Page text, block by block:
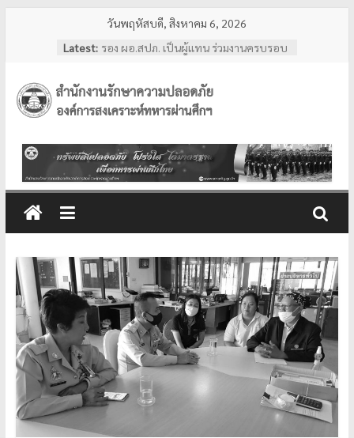
วันพฤหัสบดี, สิงหาคม 6, 2026
Latest: รักษาความปลอดภัย ตรวจเยี่ยมการปฏิบัติ
วชิรเบญจทัศ (สวนรถไฟ)
รอง ผอ.สปภ. เป็นผู้แทน ร่วมงานครบรอบ
อสมท. คู่สังคมไทย 74 ปี ประจำปี 2569
รปภ. ณ ศูนย์การแพทย์ปัญญานันทภิกขุ
ชลประทาน มหาวิทยาลัย
ศรีนครินทรวิโรฒ
การทงทะเบียน แอป รปภ.สปภ.
ของโรงเรียนรักษาความปลอดภัย อผศ.
สำนักงาน
รักษา
ความ
ปลอดภัย
อผศ.
ทรัพย์สิน
ปลอดภัย
โปร่งใส
มาตรฐาน
เพื่อ